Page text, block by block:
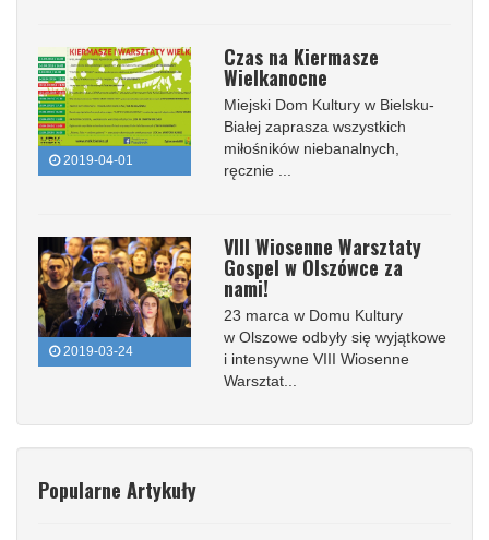
2019-04-01
Czas na Kiermasze
Wielkanocne
Miejski Dom Kultury w Bielsku-
Białej zaprasza wszystkich
miłośników niebanalnych,
ręcznie ...
2019-03-24
VIII Wiosenne Warsztaty
Gospel w Olszówce za
nami!
23 marca w Domu Kultury
w Olszowe odbyły się wyjątkowe
i intensywne VIII Wiosenne
Warsztat...
Popularne Artykuły